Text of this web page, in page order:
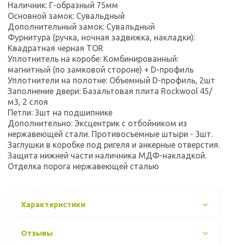
Наличник: Г-образный 75мм
Основной замок: Сувальдный
Дополнительный замок: Сувальдный
Фурнитура (ручка, ночная задвижка, накладки):
Квадратная черная TOR
Уплотнитель на коробе: Комбинированный:
магнитный (по замковой стороне) + D-профиль
Уплотнители на полотне: Объемный D-профиль, 2шт
Заполнение двери: Базальтовая плита Rockwool 45/
м3, 2 слоя
Петли: 3шт на подшипнике
Дополнительно: Эксцентрик с отбойником из
нержавеющей стали. Противосъемные штыри - 3шт.
Заглушки в коробке под ригеля и анкерные отверстия.
Защита нижней части наличника МДФ-накладкой.
Отделка порога нержавеющей сталью
Характеристики
Отзывы